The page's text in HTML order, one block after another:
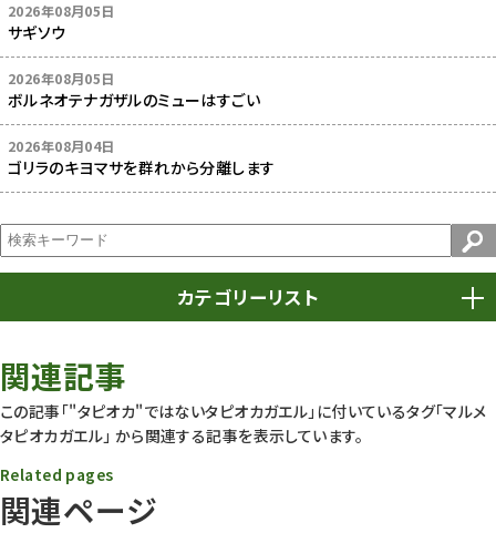
2026年08月05日
サギソウ
2026年08月05日
ボルネオテナガザルのミューはすごい
2026年08月04日
ゴリラのキヨマサを群れから分離します
カテゴリーリスト
動物園
動物園長のZooコラム
動物園その他
関連記事
この記事「"タピオカ"ではないタピオカガエル」に付いているタグ「マルメ
タピオカガエル」 から関連する記事を表示しています。
関連ページ
Related pages